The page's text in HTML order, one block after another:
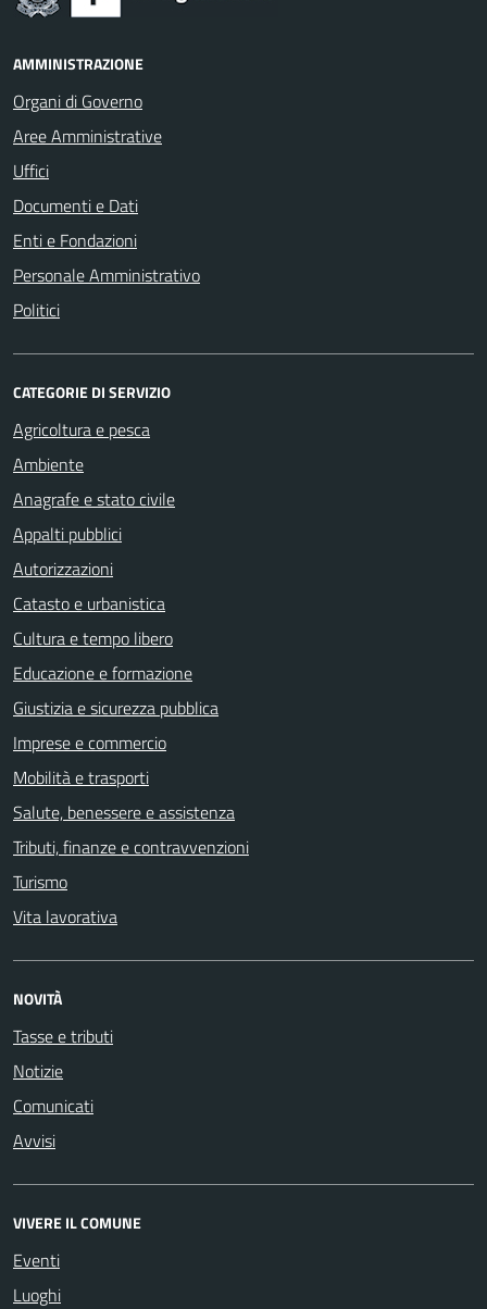
AMMINISTRAZIONE
Organi di Governo
Aree Amministrative
Uffici
Documenti e Dati
Enti e Fondazioni
Personale Amministrativo
Politici
CATEGORIE DI SERVIZIO
Agricoltura e pesca
Ambiente
Anagrafe e stato civile
Appalti pubblici
Autorizzazioni
Catasto e urbanistica
Cultura e tempo libero
Educazione e formazione
Giustizia e sicurezza pubblica
Imprese e commercio
Mobilità e trasporti
Salute, benessere e assistenza
Tributi, finanze e contravvenzioni
Turismo
Vita lavorativa
NOVITÀ
Tasse e tributi
Notizie
Comunicati
Avvisi
VIVERE IL COMUNE
Eventi
Luoghi